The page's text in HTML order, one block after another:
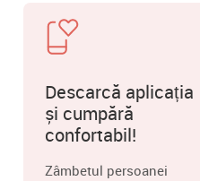
Descarcă aplicația
și cumpără
confortabil!
Zâmbetul persoanei